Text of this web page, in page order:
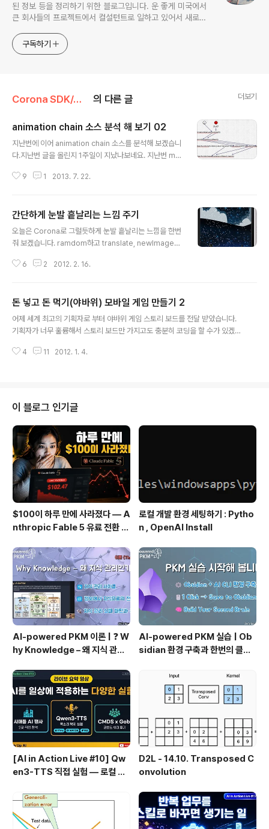
된 정보 등을 정리하기 위한 블로그입니다. 운 좋게 미국에서
큰 회사들의 프로젝트에서 컬설턴트로 일하고 있어서 새로운
사용되는 툴들에 대해 많은 분들과 정보를 공유하고 싶습니다.
구독하기
Corona SDK/샘플 코드 분석 의 다른 글 더보기
animation chain 소스 분석 해 보기 02
지난번에 이어 animation chain 소스를 분석해 보겠습니
다.지난번 글을 올린지 1주일이 지났나보네요. 지난번 mai
치하는 로직이었습니다.animationchain.lua 에서는 이
mationchain.lua 에 있는 함수를 이렇게 call 했습니다.
animationchain.anim(c,stops[1]).whenDone(c,st
ops[2]).whenDone(c,stops[3]).whenStart(c,stop
print("do..
9 1 2013. 7. 22.
간단하게 눈발 흩날리는 느낌 주기
오늘은 Corona로 그럴듯하게 눈발 흩날리는 느낌을 한번
줘 보겠습니다. ramdom하고 translate, newImageR
보고 분석 해 보죠. display.setStatusBar( display.Hi
ty,xWind, yWind = 0,18,45,2 local bg = display.n
ewImage("usa_bg2.png") local snow = display.n
ewGroup() local function animateSnow( event ) f
6 2 2012. 2. 16.
돈 넣고 돈 먹기(야바위) 모바일 게임 만들기 2
어제 세계 최고의 기획자로 부터 야바위 게임 스토리 보드를 전달 받았습니다.
기획자가 너무 훌륭해서 스토리 보드만 가지고도 충분히 코딩을 할 수가 있겠네
이제 프로그래머는 나름대로 objects 들과 함수들에 대한 설계를 했을 테고 또
play.setStatusBar(display.HiddenStatusBar) -- Graphics-- [Back
ground] local bg = di..
4 11 2012. 1. 4.
이 블로그 인기글
$100이 하루 만에 사라졌다 — A
nthropic Fable 5 유료 전환 사
로컬 개발 환경 세팅하기 : Pytho
n , OpenAI Install
AI-powered PKM 이론 | ❓ W
hy Knowledge – 왜 지식 관리
보에서 지식으로의 전환, 🛠️ 지식
관리 실패 패턴과 극복
AI-powered PKM 실습 | Ob
sidian 환경 구축과 한번의 클릭
(Web Clipper)
[AI in Action Live #10] Qw
en3-TTS 직접 실험 — 로컬 설
D2L - 14.10. Transposed C
onvolution